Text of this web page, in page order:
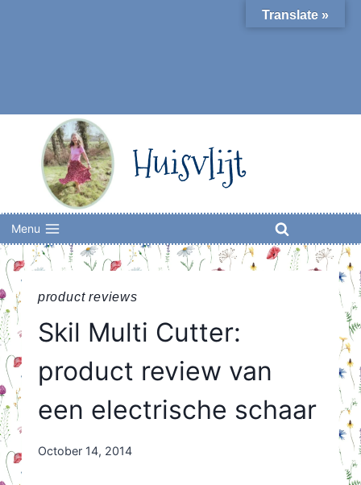
Huisvlijt
Menu
product reviews
Skil Multi Cutter:
product review van
een electrische schaar
By
October 14, 2014
Translate »